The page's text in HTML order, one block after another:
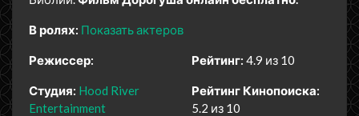
В ролях: Показать актеров
Режиссер:
Студия: Hood River
Entertainment
Рейтинг: 4.9 из 10
Рейтинг Кинопоиска:
5.2 из 10